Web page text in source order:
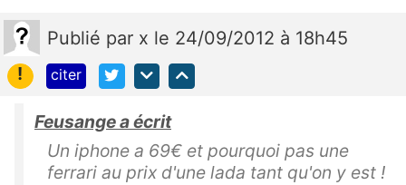
Publié par x le 24/09/2012 à 18h45
!
citer
Feusange a écrit
Un iphone a 69€ et pourquoi pas une
ferrari au prix d'une lada tant qu'on y est !